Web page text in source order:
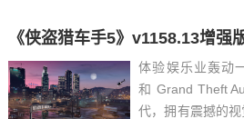
《侠盗猎车手5》v1158.13增强
体验娱乐业轰动
和 Grand Theft
代，拥有震撼的视